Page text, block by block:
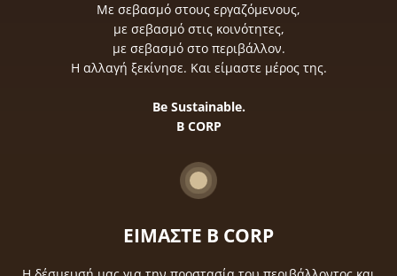
Με σεβασμό στους εργαζόμενους,
με σεβασμό στις κοινότητες,
με σεβασμό στο περιβάλλον.
Η αλλαγή ξεκίνησε. Και είμαστε μέρος της.
Be Sustainable.
B CORP
ΕΙΜΑΣΤΕ B CORP